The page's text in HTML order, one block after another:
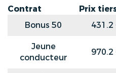
Contrat Prix
Bonus 50
Jeune
conducteur